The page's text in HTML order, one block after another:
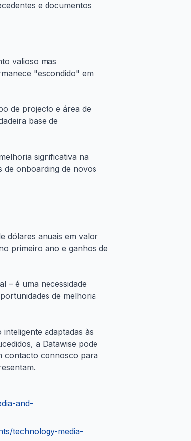
e documentos
valioso mas
"escondido" em
de projecto e área de
base de
significativa na
de onboarding de novos
dólares anuais em valor
primeiro ano e ganhos de
– é uma necessidade
de melhoria
adaptadas às
a Datawise pode
contacto connosco para
and-
technology-media-